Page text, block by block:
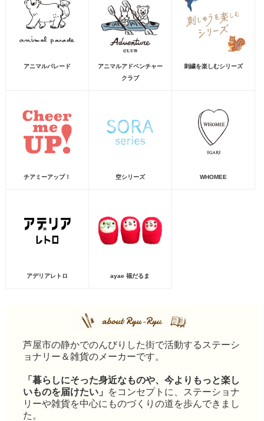
アニマルパレード
アニマルアドベンチャー
クラブ
刺繍を楽しむシリーズ
チアミーアップ！ 空シリーズ WHOMEE
アデリアレトロ ayae 福だるま
芦屋市の静かでのんびりした街で活動するステーシ
ョナリー＆雑貨のメーカーです。
「暮らしにそった身近なものや、今よりもっと楽し
いものを届けたい」
をコンセプトに、ステーショナ
リーや雑貨を中心にものづくりの道を歩んできまし
た。